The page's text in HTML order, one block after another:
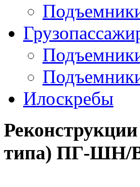
Илоскребы
типа) ПГ-ШН/